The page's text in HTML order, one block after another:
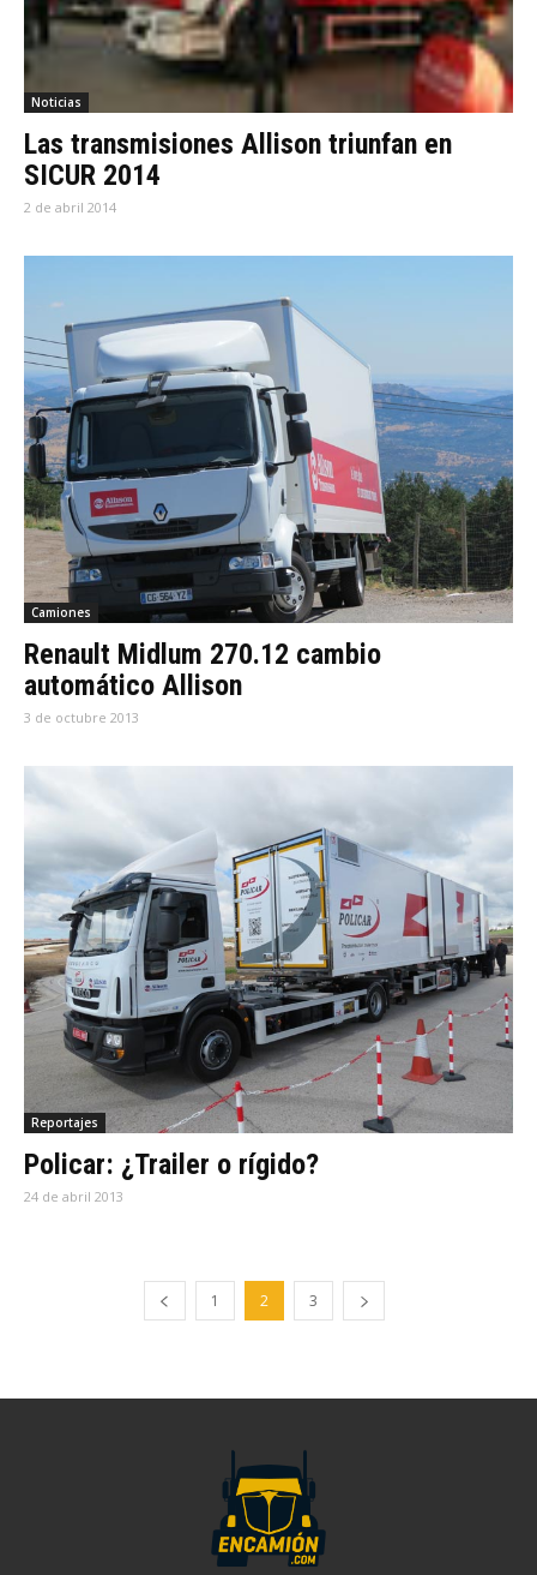
Noticias
Las transmisiones Allison triunfan en
SICUR 2014
2 de abril 2014
Camiones
Renault Midlum 270.12 cambio
automático Allison
3 de octubre 2013
Reportajes
Policar: ¿Trailer o rígido?
24 de abril 2013
1 2 3